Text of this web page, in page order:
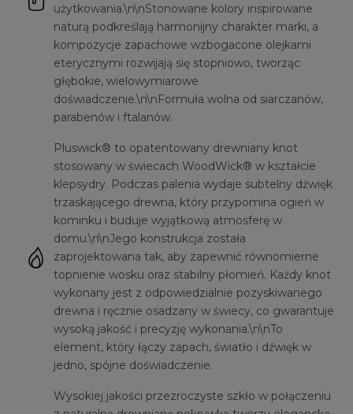
użytkowania.\n\nStonowane kolory inspirowane
naturą podkreślają harmonijny charakter marki, a
kompozycje zapachowe wzbogacone olejkami
eterycznymi rozwijają się stopniowo, tworząc
głębokie, wielowymiarowe
doświadczenie.\n\nFormuła wolna od siarczanów,
parabenów i ftalanów.
Pluswick® to opatentowany drewniany knot
stosowany w świecach WoodWick® w kształcie
klepsydry. Podczas palenia wydaje subtelny dźwięk
trzaskającego drewna, który przypomina ogień w
kominku i buduje wyjątkową atmosferę w
domu.\n\nJego konstrukcja została
zaprojektowana tak, aby zapewnić równomierne
topnienie wosku oraz stabilny płomień. Każdy knot
wykonany jest z odpowiedzialnie pozyskiwanego
drewna i ręcznie osadzany w świecy, co gwarantuje
wysoką jakość i precyzję wykonania.\n\nTo
element, który łączy zapach, światło i dźwięk w
jedno, spójne doświadczenie.
Wysokiej jakości przezroczyste szkło w połączeniu